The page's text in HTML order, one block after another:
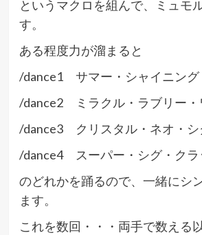
というマクロを組んで、ミュモ
す。
ある程度力が溜まると
/dance1 サマー・シャイニング
/dance2 ミラクル・ラブリー・
/dance3 クリスタル・ネオ・シ
/dance4 スーパー・シグ・クラ
のどれかを踊るので、一緒にシ
ます。
これを数回・・・両手で数える